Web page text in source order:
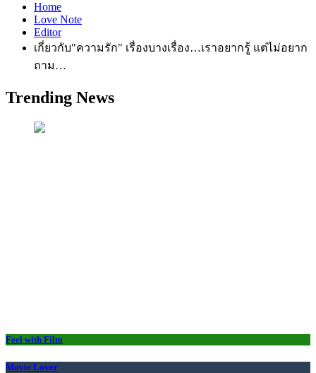
Home
Love Note
Editor
เกี่ยวกับ"ความรัก" เรื่องบางเรื่อง…เราอยากรู้ แต่ไม่อยาก
ถาม…
Trending News
Feel with Film
Movie Lover